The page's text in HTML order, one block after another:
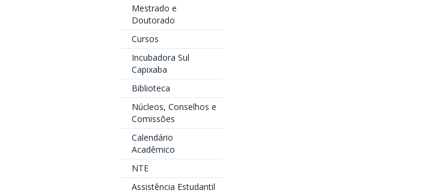
Mestrado e
Doutorado
Cursos
Incubadora Sul
Capixaba
Biblioteca
Núcleos, Conselhos e
Comissões
Calendário
Acadêmico
NTE
Assistência Estudantil